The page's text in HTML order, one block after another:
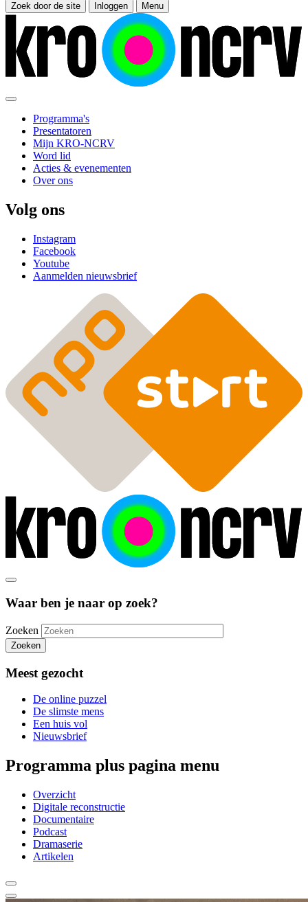
Zoek door de site Inloggen Menu
Programma's
Presentatoren
Mijn KRO-NCRV
Word lid
Acties & evenementen
Over ons
Volg ons
Instagram
Facebook
Youtube
Aanmelden nieuwsbrief
Waar ben je naar op zoek?
Zoeken
Zoeken
Meest gezocht
De online puzzel
De slimste mens
Een huis vol
Nieuwsbrief
Programma plus pagina menu
Overzicht
Digitale reconstructie
Documentaire
Podcast
Dramaserie
Artikelen